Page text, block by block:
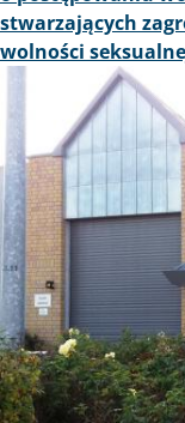
stwarzających
wolności